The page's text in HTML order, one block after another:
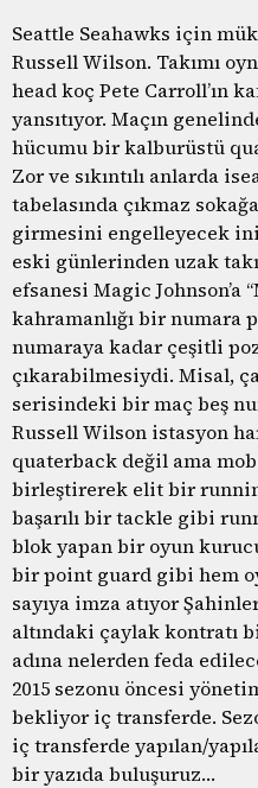
Seattle Seahawks için
Russell Wilson. Takımı
head koç Pete Carroll’ın
yansıtıyor. Maçın
hücumu bir kalburüstü
Zor ve sıkıntılı anlarda
tabelasında çıkmaz
girmesini engelleyecek
eski günlerinden uzak
efsanesi Magic Johnson’a
kahramanlığı bir numara
numaraya kadar çeşitli
çıkarabilmesiydi. Misal,
serisindeki bir maç beş
Russell Wilson istasyon
quaterback değil ama
birleştirerek elit bir
başarılı bir tackle gibi
blok yapan bir oyun
bir point guard gibi hem
sayıya imza atıyor
altındaki çaylak kontratı
adına nelerden feda
2015 sezonu öncesi
bekliyor iç transferde.
iç transferde yapılan/
bir yazıda buluşuruz…